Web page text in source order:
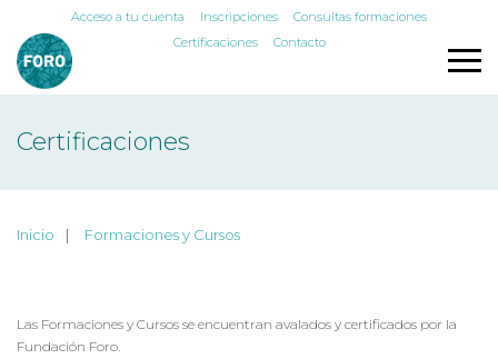
Acceso a tu cuenta Inscripciones
Consultas formaciones
Certificaciones
Contacto
Certificaciones
Inicio Formaciones y Cursos
Las Formaciones y Cursos se encuentran avalados y certificados por la
Fundación Foro.